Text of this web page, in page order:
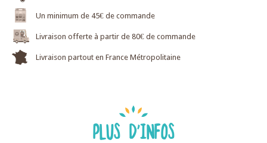
Un minimum de 45€ de commande
Livraison offerte à partir de 80€ de commande
Livraison partout en France Métropolitaine
PLUS D'INFOS